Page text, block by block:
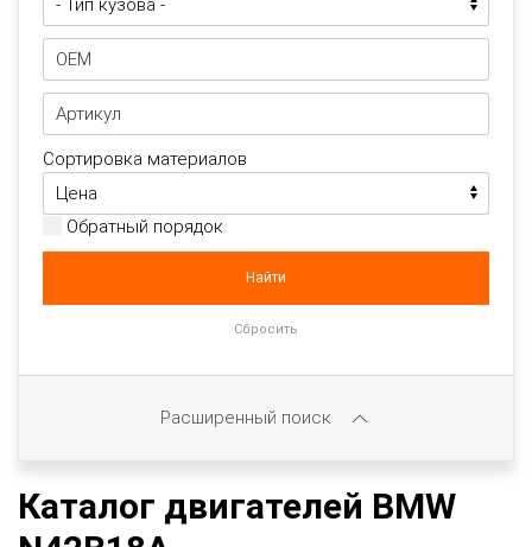
Каталог двигателей BMW
Сортировка материалов
Обратный порядок
Расширенный поиск